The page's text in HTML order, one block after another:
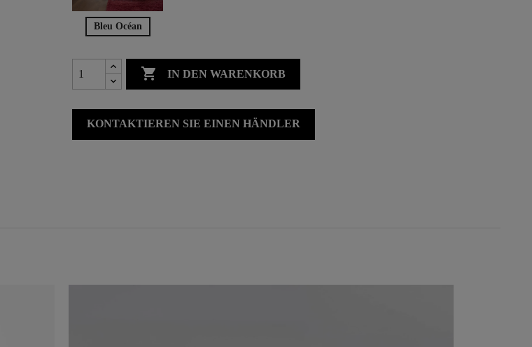
Bleu Océan
 IN DEN WARENKORB
KONTAKTIEREN SIE EINEN HÄNDLER